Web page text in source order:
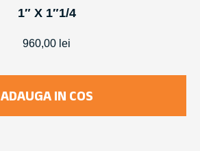
1″ X 1″1/4
960,00 lei
ADAUGA IN COS